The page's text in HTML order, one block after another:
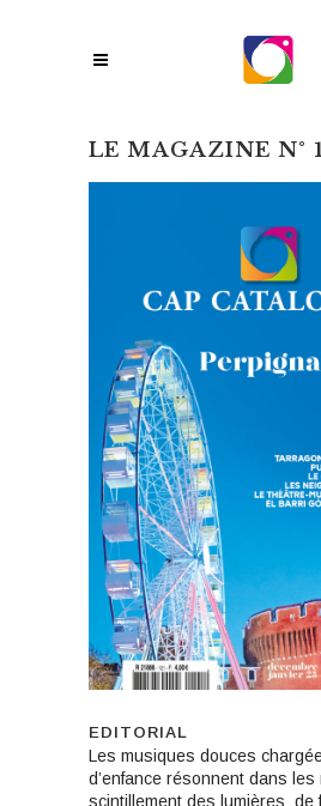
LE MAGAZINE N°
EDITORIAL
Les musiques douces
d’enfance résonnent dans les
scintillement des lumières de